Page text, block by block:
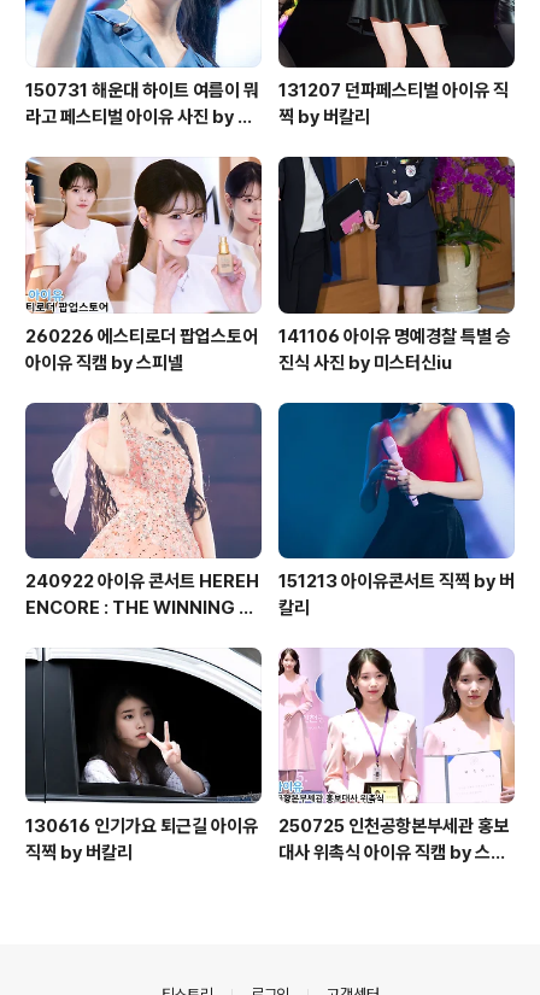
150731 해운대 하이트 여름이 뭐
라고 페스티벌 아이유 사진 by 미
131207 던파페스티벌 아이유 직
찍 by 버칼리
260226 에스티로더 팝업스토어
아이유 직캠 by 스피넬
141106 아이유 명예경찰 특별 승
진식 사진 by 미스터신iu
240922 아이유 콘서트 HEREH
ENCORE : THE WINNING 직
151213 아이유콘서트 직찍 by 버
칼리
130616 인기가요 퇴근길 아이유
직찍 by 버칼리
250725 인천공항본부세관 홍보
대사 위촉식 아이유 직캠 by 스피